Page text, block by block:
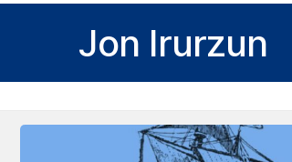
Jon Irurzun